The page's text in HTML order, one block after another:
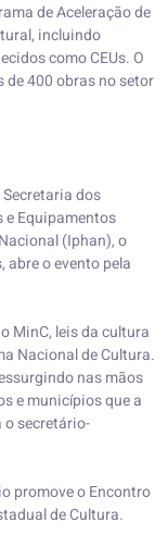
de Aceleração de
incluindo
como CEUs. O
de 400 obras no setor
dos
e Equipamentos
(Iphan), o
abre o evento pela
MinC, leis da cultura
Nacional de Cultura.
nas mãos
e municípios que a
secretário-
promove o Encontro
de Cultura.